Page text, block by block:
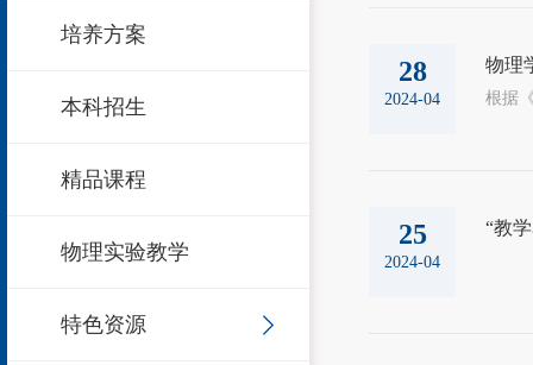
培养方案
本科招生
精品课程
物理实验教学
特色资源
28
2024-04
物理
25
2024-04
“教